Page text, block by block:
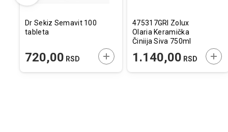
U KORPU
Dr Sekiz Semavit 100
tableta
720,00 RSD DODAJTE U KORPU
475317GRI Zolux
Olaria Keramička
Činiija Siva 750ml
1.140,00 RSD